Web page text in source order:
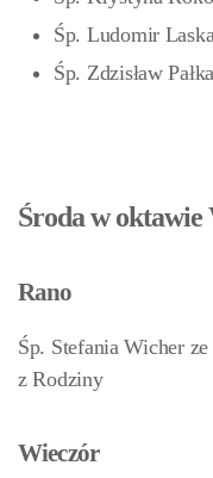
Śp. Ludomir
Śp. Zdzisław
Środa w oktawie
Rano
Śp. Stefania Wicher
z Rodziny
Wieczór